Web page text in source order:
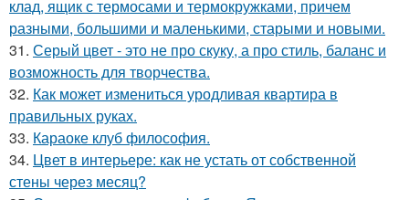
клад, ящик с термосами и термокружками, причем
разными, большими и маленькими, старыми и новыми.
31. Серый цвет - это не про скуку, а про стиль, баланс и
возможность для творчества.
32. Как может измениться уродливая квартира в
правильных руках.
33. Караоке клуб философия.
34. Цвет в интерьере: как не устать от собственной
стены через месяц?